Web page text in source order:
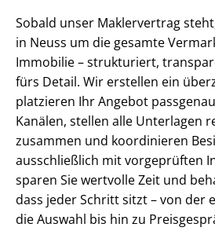
Sobald unser Maklervertrag
in Neuss um die gesamte
Immobilie – strukturiert,
fürs Detail. Wir erstellen ein
platzieren Ihr Angebot
Kanälen, stellen alle Unterlagen
zusammen und koordinieren
ausschließlich mit vorgeprüften
sparen Sie wertvolle Zeit und
dass jeder Schritt sitzt – von der
die Auswahl bis hin zu